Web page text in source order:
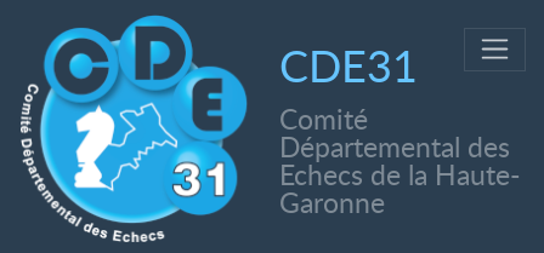
CDE31
Comité
Départemental des
Echecs de la Haute-
Garonne